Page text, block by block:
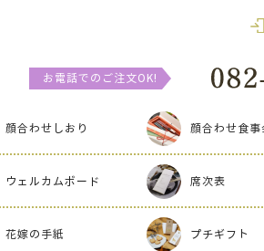
お電話でのご注文OK!
顔合わせしおり 顔合わせ食事
ウェルカムボード 席次表
花嫁の手紙 プチギフト